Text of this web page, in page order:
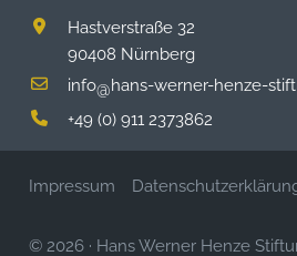
Hastverstraße 32
90408 Nürnberg
info@hans-werner-henze-
+49 (0) 911 2373862
Impressum
© 2026 · Hans Werner Henze